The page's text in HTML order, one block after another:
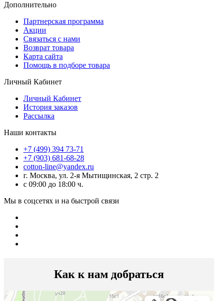
Дополнительно
Партнерская программа
Акции
Связаться с нами
Возврат товара
Карта сайта
Помощь в подборе товара
Личный Кабинет
Личный Кабинет
История заказов
Рассылка
Наши контакты
+7 (499) 394 73-71
+7 (903) 681-68-28
cotton-line@yandex.ru
г. Москва, ул. 2-я Мытищинская, 2 стр. 2
с 09:00 до 18:00 ч.
Мы в соцсетях и на быстрой связи
Как к нам добраться